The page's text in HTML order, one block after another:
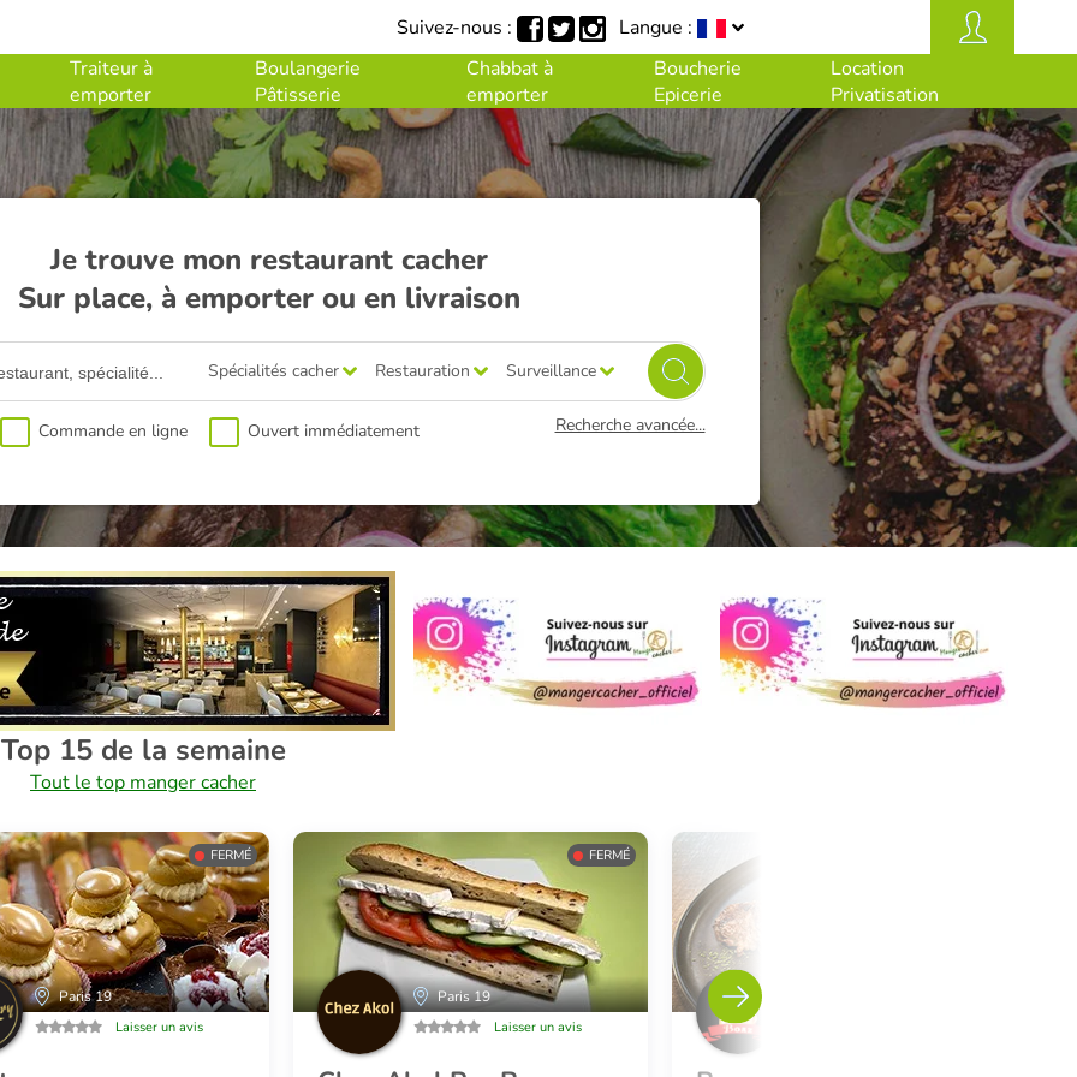
Langue :
Traiteur à
emporter
Boulangerie
Pâtisserie
Chabbat à
emporter
Boucherie
Epicerie
Location
Privatisation
Suivez-nous :
Je trouve mon restaurant cacher
Sur place, à emporter ou en livraison
Spécialités cacher Restauration Surveillance
Commande en ligne Ouvert immédiatement Recherche avancée...
Top 15 de la semaine
Tout le top manger cacher
FERMÉ
Paris 19
Laisser un avis
FERMÉ
Paris 19
Laisser un avis